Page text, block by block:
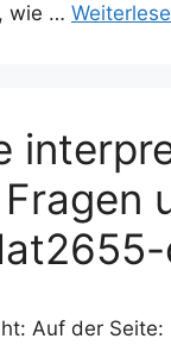
wie …
Auf der Seite: